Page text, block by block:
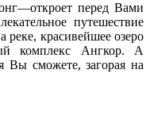
перед Вами
путешествие
реке, красивейшее озеро
комплекс Ангкор. А
Вы сможете, загорая на